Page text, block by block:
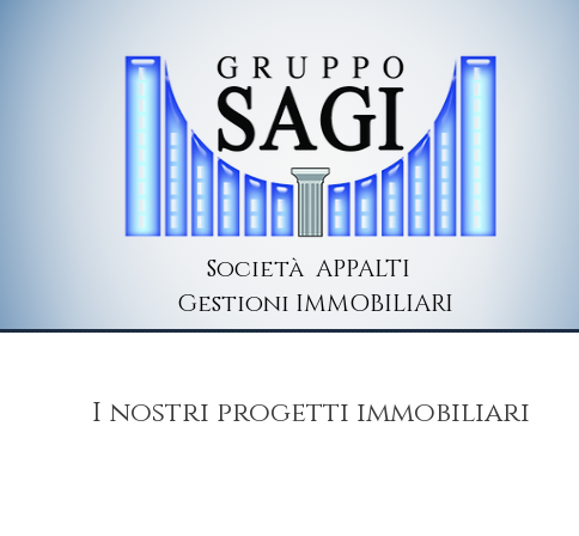
Società APPALTI
Gestioni IMMOBILIARI
I nostri progetti immobiliari